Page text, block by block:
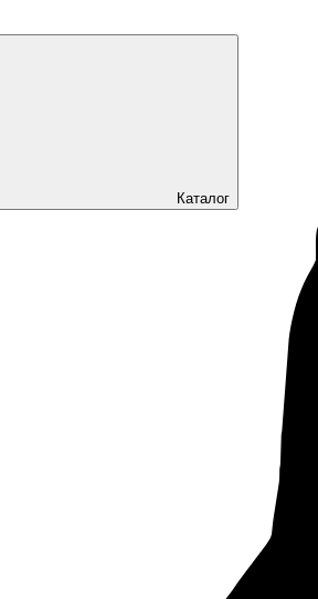
Каталог